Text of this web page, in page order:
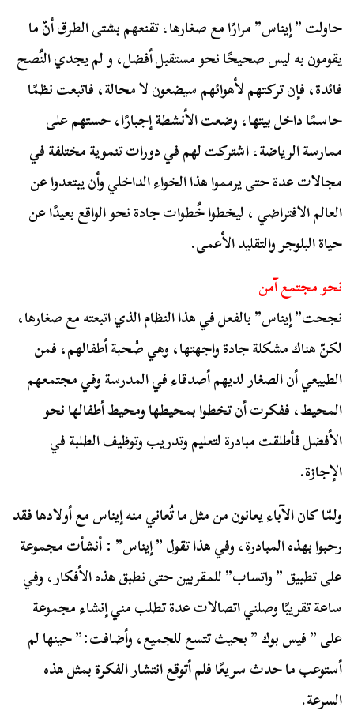
حاولت ” إيناس” مرارًا مع صغارها، تقنعهم بشتى الطرق أنّ ما
يقومون به ليس صحيحًا نحو مستقبل أفضل، و لم يجدي النُصح
فائدة، فإن تركتهم لأهوائهم سيضعون لا محالة، فاتبعت نظمًا
حاسمًا داخل بيتها، وضعت الأنشطة إجبارًا، حستهم على
ممارسة الرياضة، اشتركت لهم في دورات تنموية مختلفة في
مجالات عدة حتى يرمموا هذا الخواء الداخلي وأن يبتعدوا عن
العالم الافتراضي ، ليخطوا خُطوات جادة نحو الواقع بعيدًا عن
حياة البلوجر والتقليد الأعمى.
نحو مجتمع آمن
نجحت” إيناس” بالفعل في هذا النظام الذي اتبعته مع صغارها،
لكنّ هناك مشكلة جادة واجهتها، وهي صُحبة أطفالهم، فمن
الطبيعي أن الصغار لديهم أصدقاء في المدرسة وفي مجتمعهم
المحيط، ففكرت أن تخطوا بمحيطها ومحيط أطفالها نحو
الأفضل فأطلقت مبادرة لتعليم وتدريب وتوظيف الطلبة في
الإجازة.
ولمّا كان الآباء يعانون من مثل ما تُعاني منه إيناس مع أولادها فقد
رحبوا بهذه المبادرة، وفي هذا تقول ” إيناس” : أنشأت مجموعة
على تطبيق ” واتساب” للمقربين حتى نطبق هذه الأفكار، وفي
ساعة تقريبًا وصلني اتصالات عدة تطلب مني إنشاء مجموعة
على ” فيس بوك ” بحيث تتسع للجميع، وأضافت:” حينها لم
أستوعب ما حدث سريعًا فلم أتوقع انتشار الفكرة بمثل هذه
السرعة.